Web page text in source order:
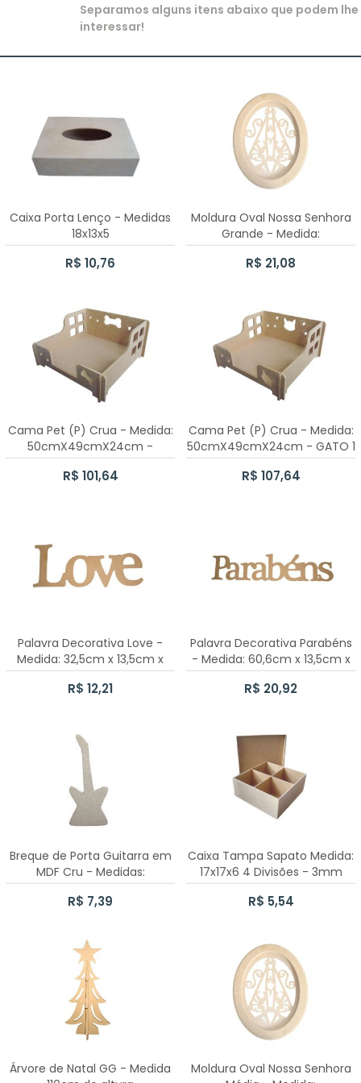
PAZ
PRINCESA
PRÍNCIPE
CAIXA BATOM
CAIXA PORTA TRUFA
CAIXA CHÁ 1 DIVISÃO
KIT BEBÊ
BANDEJA COM TRIO DE POTES
CAIXA SAPATO 9X9X5CM
CAIXA SAPATO 8X8X5CM
30 CAIXAS SAPATO 7X7X5CM
10 CAIXAS SAPATO 7X7X5CM
CAIXA SAPATO 35X35X10CM
30 CAIXAS SAPATO 5X5X5CM
CAIXA MINI CHANDON 1 LUGAR
30 CAIXAS SAPATO 10X10X5CM
CAIXA SAPATO 17X17X6CM
70 CAIXAS SAPATO 7X7X5CM
70 CAIXAS SAPATO 5X5X5CM
CAIXA MINI CHANDON 3 LUGARES
100 CAIXAS SAPATO 7X7X5CM
Separamos alguns itens abaixo que podem lhe
interessar!
Caixa Porta Lenço - Medidas
18x13x5
R$ 10,76
Moldura Oval Nossa Senhora
Grande - Medida:
39cmX31,9cmX15mm
R$ 21,08
Cama Pet (P) Crua - Medida:
50cmX49cmX24cm -
CACHORRO
R$ 101,64
Cama Pet (P) Crua - Medida:
50cmX49cmX24cm - GATO 1
R$ 107,64
Palavra Decorativa Love -
Medida: 32,5cm x 13,5cm x
15mm
R$ 12,21
Palavra Decorativa Parabéns
- Medida: 60,6cm x 13,5cm x
15mm
R$ 20,92
Breque de Porta Guitarra em
MDF Cru - Medidas:
13cmx29,5cm
R$ 7,39
Caixa Tampa Sapato Medida:
17x17x6 4 Divisões - 3mm
R$ 5,54
Árvore de Natal GG - Medida
Moldura Oval Nossa Senhora